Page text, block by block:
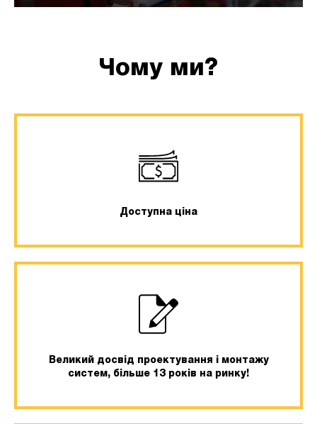
Чому ми?
Доступна ціна
Великий досвід проектування і монтажу
систем, більше 13 років на ринку!